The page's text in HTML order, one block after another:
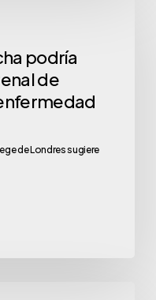
podría
de
de Londres sugiere